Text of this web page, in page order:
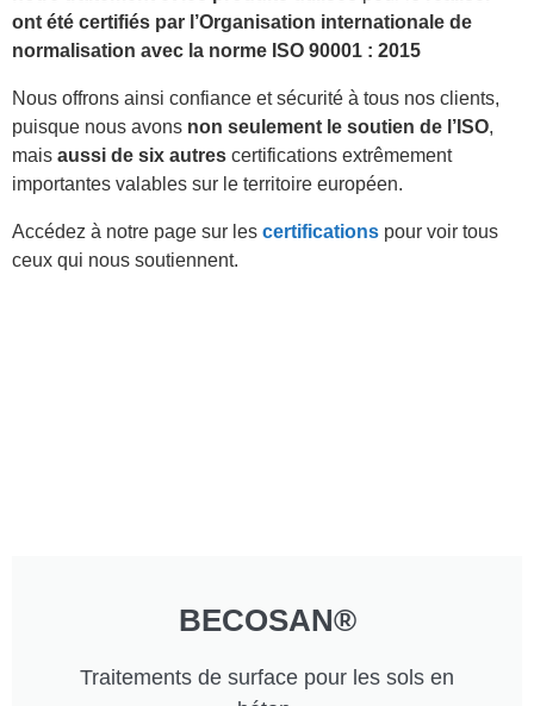
ont été certifiés par l’Organisation internationale de
normalisation avec la norme ISO 90001 : 2015
Nous offrons ainsi confiance et sécurité à tous nos clients,
puisque nous avons non seulement le soutien de l’ISO,
mais aussi de six autres certifications extrêmement
importantes valables sur le territoire européen.
Accédez à notre page sur les certifications pour voir tous
ceux qui nous soutiennent.
BECOSAN®
Traitements de surface pour les sols en